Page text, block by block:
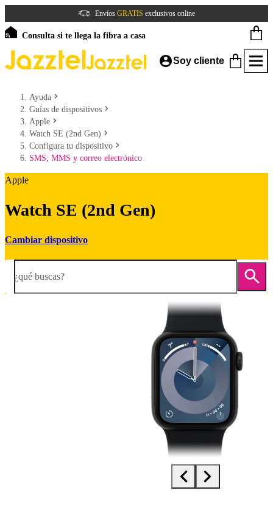
Envíos GRATIS exclusivos online
Consulta si te llega la fibra a casa
Soy cliente
Ayuda
Guías de dispositivos
Apple
Watch SE (2nd Gen)
Configura tu dispositivo
SMS, MMS y correo electrónico
Apple
Watch SE (2nd Gen)
Cambiar dispositivo
¿qué buscas?